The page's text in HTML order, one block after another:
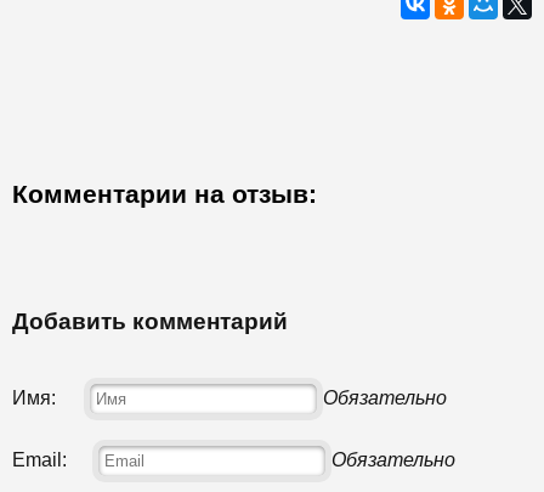
Комментарии на отзыв:
Добавить комментарий
Имя: Обязательно
Email: Обязательно